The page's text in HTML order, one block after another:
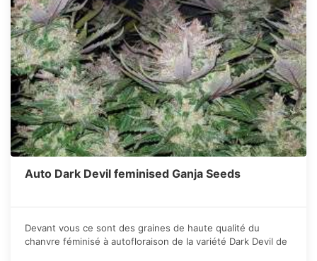
Auto Dark Devil feminised Ganja Seeds
Devant vous ce sont des graines de haute qualité du
chanvre féminisé à autofloraison de la variété Dark Devil de